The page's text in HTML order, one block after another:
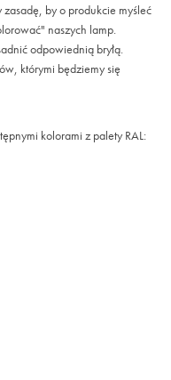
by o produkcie myśleć
naszych lamp.
odpowiednią bryłą.
którymi będziemy się
kolorami z palety RAL: